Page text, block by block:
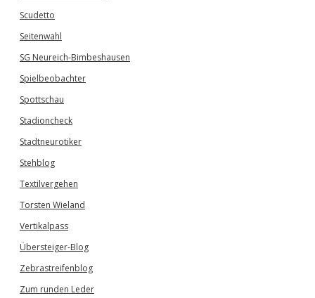
Scudetto
Seitenwahl
SG Neureich-Bimbeshausen
Spielbeobachter
Spottschau
Stadioncheck
Stadtneurotiker
Stehblog
Textilvergehen
Torsten Wieland
Vertikalpass
Übersteiger-Blog
Zebrastreifenblog
Zum runden Leder